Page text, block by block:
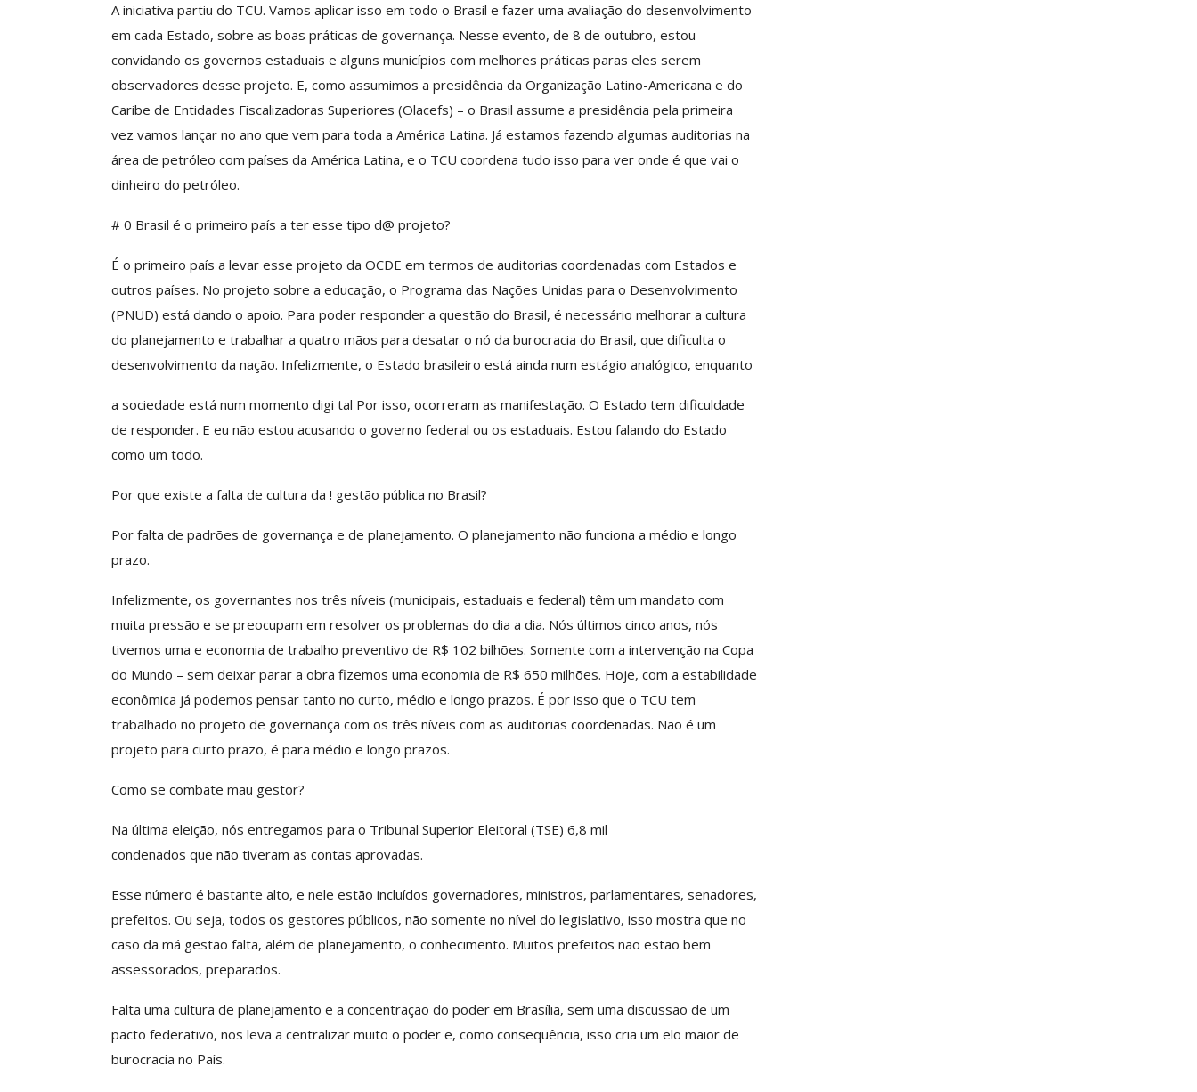
A iniciativa partiu do TCU. Vamos aplicar isso em todo o Brasil e fazer uma avaliação do desenvolvimento
em cada Estado, sobre as boas práticas de governança. Nesse evento, de 8 de outubro, estou
convidando os governos estaduais e alguns municípios com melhores práticas paras eles serem
observadores desse projeto. E, como assumimos a presidência da Organização Latino-Americana e do
Caribe de Entidades Fiscalizadoras Superiores (Olacefs) – o Brasil assume a presidência pela primeira
vez vamos lançar no ano que vem para toda a América Latina. Já estamos fazendo algumas auditorias na
área de petróleo com países da América Latina, e o TCU coordena tudo isso para ver onde é que vai o
dinheiro do petróleo.
# 0 Brasil é o primeiro país a ter esse tipo d@ projeto?
É o primeiro país a levar esse projeto da OCDE em termos de auditorias coordenadas com Estados e
outros países. No projeto sobre a educação, o Programa das Nações Unidas para o Desenvolvimento
(PNUD) está dando o apoio. Para poder responder a questão do Brasil, é necessário melhorar a cultura
do planejamento e trabalhar a quatro mãos para desatar o nó da burocracia do Brasil, que dificulta o
desenvolvimento da nação. Infelizmente, o Estado brasileiro está ainda num estágio analógico, enquanto
a sociedade está num momento digi tal Por isso, ocorreram as manifestação. O Estado tem dificuldade
de responder. E eu não estou acusando o governo federal ou os estaduais. Estou falando do Estado
como um todo.
Por que existe a falta de cultura da ! gestão pública no Brasil?
Por falta de padrões de governança e de planejamento. O planejamento não funciona a médio e longo
prazo.
Infelizmente, os governantes nos três níveis (municipais, estaduais e federal) têm um mandato com
muita pressão e se preocupam em resolver os problemas do dia a dia. Nós últimos cinco anos, nós
tivemos uma e economia de trabalho preventivo de R$ 102 bilhões. Somente com a intervenção na Copa
do Mundo – sem deixar parar a obra fizemos uma economia de R$ 650 milhões. Hoje, com a estabilidade
econômica já podemos pensar tanto no curto, médio e longo prazos. É por isso que o TCU tem
trabalhado no projeto de governança com os três níveis com as auditorias coordenadas. Não é um
projeto para curto prazo, é para médio e longo prazos.
Como se combate mau gestor?
Na última eleição, nós entregamos para o Tribunal Superior Eleitoral (TSE) 6,8 mil
condenados que não tiveram as contas aprovadas.
Esse número é bastante alto, e nele estão incluídos governadores, ministros, parlamentares, senadores,
prefeitos. Ou seja, todos os gestores públicos, não somente no nível do legislativo, isso mostra que no
caso da má gestão falta, além de planejamento, o conhecimento. Muitos prefeitos não estão bem
assessorados, preparados.
Falta uma cultura de planejamento e a concentração do poder em Brasília, sem uma discussão de um
pacto federativo, nos leva a centralizar muito o poder e, como consequência, isso cria um elo maior de
burocracia no País.